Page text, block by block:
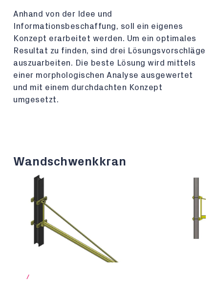
Anhand von der Idee und
Informationsbeschaffung, soll ein eigenes
Konzept erarbeitet werden. Um ein optimales
Resultat zu finden, sind drei Lösungsvorschläge
auszuarbeiten. Die beste Lösung wird mittels
einer morphologischen Analyse ausgewertet
und mit einem durchdachten Konzept
umgesetzt.
Wandschwenkkran
/